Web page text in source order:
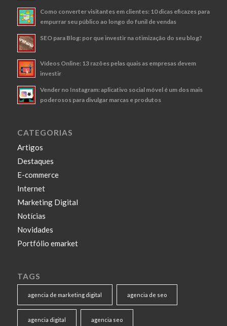
Como converter visitantes em clientes: 10 dicas eficazes para
empurrar seu público ao longo do funil de vendas
SEO para Blog: por que investir na otimização do seu blog?
Vídeos Online: 13 razões pelas quais as empresas devem
investir
Vender no Instagram: aplicativo social móvel é um dos mais
poderosos para divulgar marcas e produtos
CATEGORIAS
Artigos
Destaques
E-commerce
Internet
Marketing Digital
Notícias
Novidades
Portfólio emarket
TAGS
agencia de marketing digital agencia de seo
agencia digital agencia seo